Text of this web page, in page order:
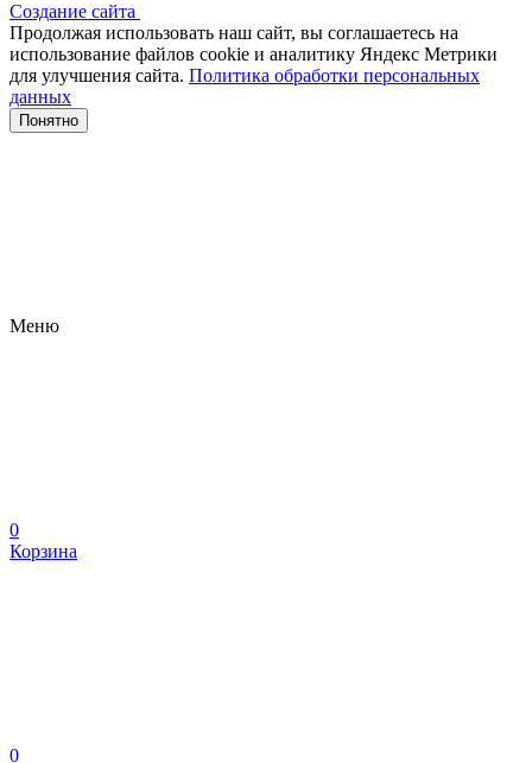
Создание сайта
Продолжая использовать наш сайт, вы соглашаетесь на
использование файлов сооkіе и аналитику Яндекс Метрики
для улучшения сайта. Политика обработки персональных
данных
Понятно
Меню
0
Корзина
0